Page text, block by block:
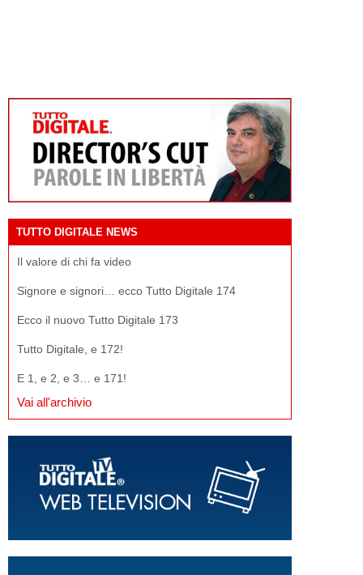
TUTTO DIGITALE NEWS
Il valore di chi fa video
Signore e signori… ecco Tutto Digitale 174
Ecco il nuovo Tutto Digitale 173
Tutto Digitale, e 172!
E 1, e 2, e 3… e 171!
Vai all'archivio